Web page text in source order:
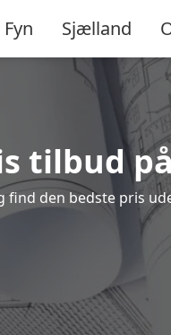
Fyn Sjælland
tilbud
den bedste pris